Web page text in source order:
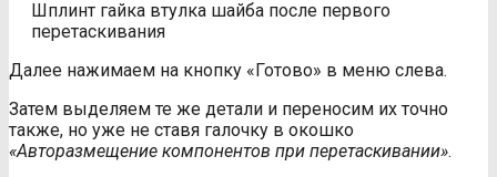
Шплинт гайка втулка шайба после первого
перетаскивания
Далее нажимаем на кнопку «Готово» в меню слева.
Затем выделяем те же детали и переносим их точно
также, но уже не ставя галочку в окошко
«Авторазмещение компонентов при перетаскивании».